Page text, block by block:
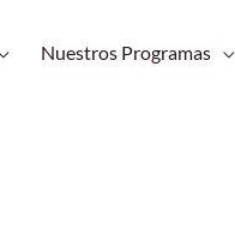
Nuestros Programas